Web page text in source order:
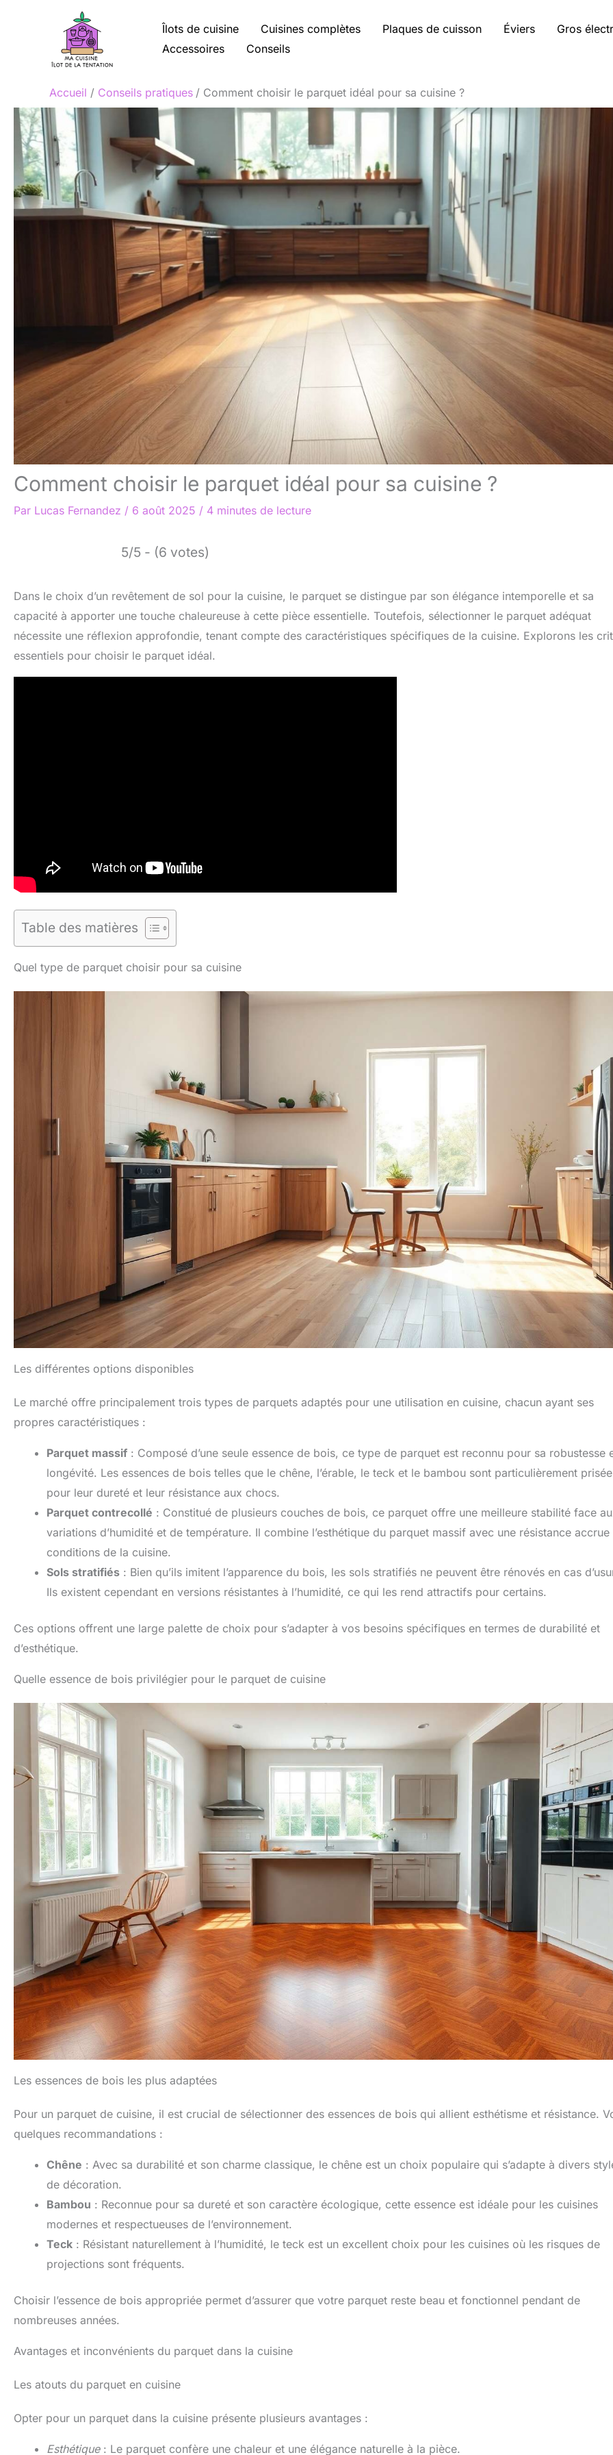
Îlots de cuisine Cuisines complètes Plaques de cuisson Éviers
Gros
Accessoires
Conseils
Accueil Conseils pratiques Comment choisir le parquet idéal pour sa cuisine ?
Comment choisir le parquet idéal pour sa cuisine ?
Par Lucas Fernandez / 6 août 2025 / 4 minutes de lecture
5/5 - (6 votes)
Dans le choix d’un revêtement de sol pour la cuisine, le parquet se distingue par son élégance intemporelle et sa
capacité à apporter une touche chaleureuse à cette pièce essentielle. Toutefois, sélectionner le parquet adéquat
nécessite une réflexion approfondie, tenant compte des caractéristiques spécifiques de la cuisine. Explorons les
essentiels pour choisir le parquet idéal.
Table des matières
Quel type de parquet choisir pour sa cuisine
Les différentes options disponibles
Le marché offre principalement trois types de parquets adaptés pour une utilisation en cuisine, chacun ayant ses
propres caractéristiques :
Parquet massif : Composé d’une seule essence de bois, ce type de parquet est reconnu pour sa robustesse
longévité. Les essences de bois telles que le chêne, l’érable, le teck et le bambou sont particulièrement
pour leur dureté et leur résistance aux chocs.
Parquet contrecollé : Constitué de plusieurs couches de bois, ce parquet offre une meilleure stabilité face
variations d’humidité et de température. Il combine l’esthétique du parquet massif avec une résistance accrue
conditions de la cuisine.
Sols stratifiés : Bien qu’ils imitent l’apparence du bois, les sols stratifiés ne peuvent être rénovés en cas
Ils existent cependant en versions résistantes à l’humidité, ce qui les rend attractifs pour certains.
Ces options offrent une large palette de choix pour s’adapter à vos besoins spécifiques en termes de durabilité et
d’esthétique.
Quelle essence de bois privilégier pour le parquet de cuisine
Les essences de bois les plus adaptées
Pour un parquet de cuisine, il est crucial de sélectionner des essences de bois qui allient esthétisme et résistance.
quelques recommandations :
Chêne : Avec sa durabilité et son charme classique, le chêne est un choix populaire qui s’adapte à divers
de décoration.
Bambou : Reconnue pour sa dureté et son caractère écologique, cette essence est idéale pour les cuisines
modernes et respectueuses de l’environnement.
Teck : Résistant naturellement à l’humidité, le teck est un excellent choix pour les cuisines où les risques de
projections sont fréquents.
Choisir l’essence de bois appropriée permet d’assurer que votre parquet reste beau et fonctionnel pendant de
nombreuses années.
Avantages et inconvénients du parquet dans la cuisine
Les atouts du parquet en cuisine
Opter pour un parquet dans la cuisine présente plusieurs avantages :
Esthétique: Le parquet confère une chaleur et une élégance naturelle à la pièce.